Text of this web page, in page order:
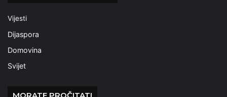
Vijesti
Dijaspora
Domovina
Svijet